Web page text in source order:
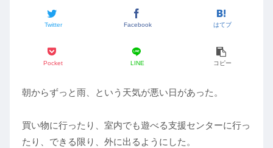
Twitter Facebook はてブ
Pocket LINE コピー
朝からずっと雨、という天気が悪い日があった。
買い物に行ったり、室内でも遊べる支援センターに行っ
たり、できる限り、外に出るようにした。